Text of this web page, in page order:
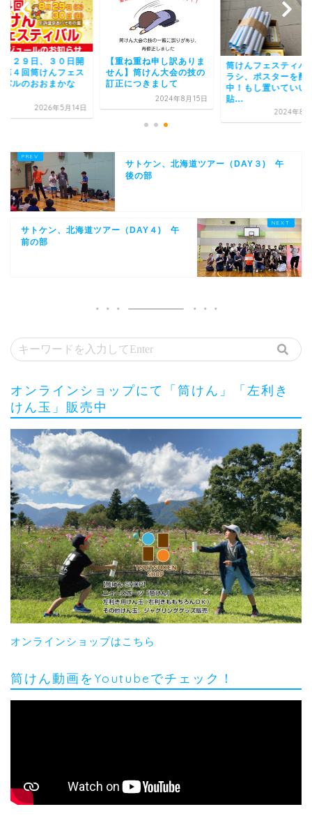
月２９日、３０日開
第４回筒けんフェス
バルのおおまかな
2026年5月14日
【重ね重ね申し訳ありま
せん】筒けん大会の技の
訂正につきまして
2024年8月15日
筒けんフェスティバ
ラシ、ポスターを配
中！もし置いていい
貼...
2024年8
サトケン、北海道ツアー（DAY３) 午
後の部
サトケン、北海道ツアー（DAY４) 午
前の部
オンラインショップにて「筒けん」「左利き
けん玉」販売中
オンラインショップはこちら
筒けん動画をYoutubeでチェック！